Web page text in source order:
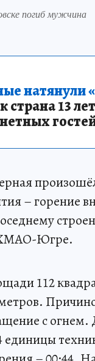
погиб мужчина
натянули
13
– горение
ХМАО-Югре.
112
с
единицы